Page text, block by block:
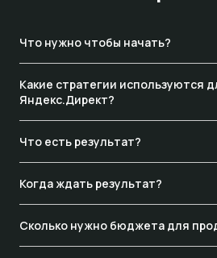
Что нужно чтобы начать?
Какие стратегии используются
Яндекс.Директ?
Что есть результат?
Когда ждать результат?
Сколько нужно бюджета для